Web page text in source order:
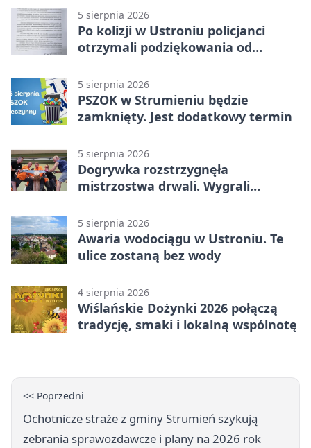
5 sierpnia 2026
Po kolizji w Ustroniu policjanci
otrzymali podziękowania od
5 sierpnia 2026
PSZOK w Strumieniu będzie
zamknięty. Jest dodatkowy termin
5 sierpnia 2026
Dogrywka rozstrzygnęła
mistrzostwa drwali. Wygrali
5 sierpnia 2026
Awaria wodociągu w Ustroniu. Te
ulice zostaną bez wody
4 sierpnia 2026
Wiślańskie Dożynki 2026 połączą
tradycję, smaki i lokalną wspólnotę
<< Poprzedni
Ochotnicze straże z gminy Strumień szykują
zebrania sprawozdawcze i plany na 2026 rok